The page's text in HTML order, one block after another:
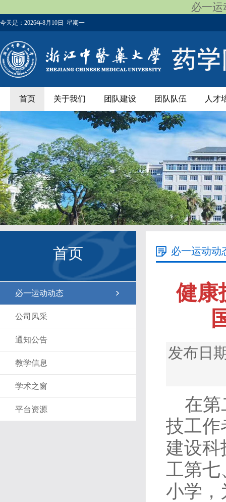
必一运
今天是： 2026年8月10日 星期一
首页 关于我们 团队建设 团队队伍 人才
首页
必一运动动态
公司风采
通知公告
教学信息
学术之窗
平台资源
必一运动动
健
发布日
在第
技工作
建设科
工第七
小学，